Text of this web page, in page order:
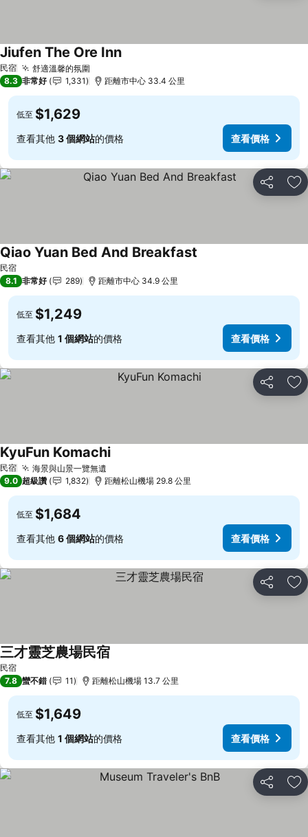
民宿 舒適溫馨的氛圍
Jiufen The Ore Inn查看價格
8.3 非常好 1,331 距離市中心 33.4 公里
低至 $1,629
查看其他 3 個網站的價格 查看價格
分享 加
民宿
Qiao Yuan Bed And Breakfast
8.1 非常好 289 距離市中心 34.9 公里
低至 $1,249
查看其他 1 個網站的價格 查看價格
分享 加
民宿 海景與山景一覽無遺
KyuFun Komachi查看價格
9.0 超級讚 1,832 距離松山機場 29.8 公里
低至 $1,684
查看其他 6 個網站的價格 查看價格
分享 加
民宿
三才靈芝農場民宿
7.8 蠻不錯 11 距離松山機場 13.7 公里
低至 $1,649
查看其他 1 個網站的價格 查看價格
分享 加